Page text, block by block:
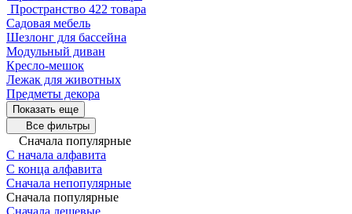
Пространство 422 товара
Садовая мебель
Шезлонг для бассейна
Модульный диван
Кресло-мешок
Лежак для животных
Предметы декора
Показать еще
Все фильтры
Сначала популярные
С начала алфавита
С конца алфавита
Сначала непопулярные
Сначала популярные
Сначала дешевые